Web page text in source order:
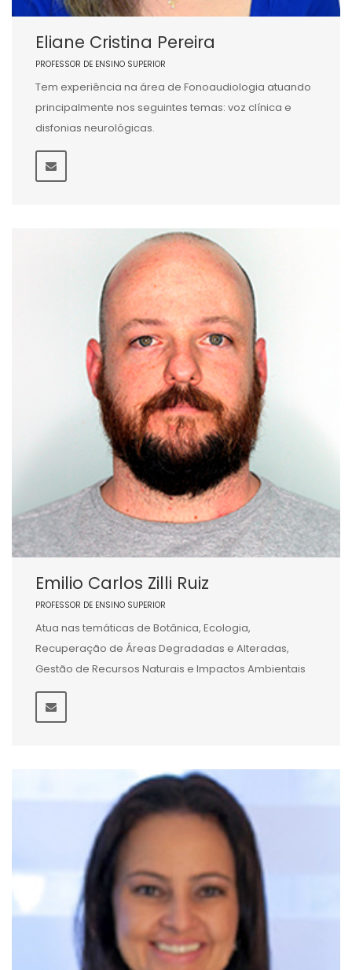
Eliane Cristina Pereira
PROFESSOR DE ENSINO SUPERIOR
Tem experiência na área de Fonoaudiologia atuando
principalmente nos seguintes temas: voz clínica e
disfonias neurológicas.
Emilio Carlos Zilli Ruiz
PROFESSOR DE ENSINO SUPERIOR
Atua nas temáticas de Botânica, Ecologia,
Recuperação de Áreas Degradadas e Alteradas,
Gestão de Recursos Naturais e Impactos Ambientais